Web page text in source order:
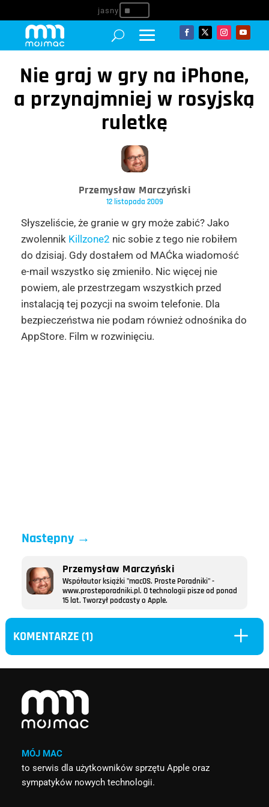
^
Nie graj w gry na iPhone,
a przynajmniej w rosyjską
ruletkę
Przemysław Marczyński
12 listopada 2009
Słyszeliście, że granie w gry może zabić? Jako
zwolennik Killzone2 nic sobie z tego nie robiłem
do dzisiaj. Gdy dostałem od MAĆka wiadomość
e-mail wszystko się zmieniło. Nic więcej nie
powiem, ale przestrzegam wszystkich przed
instalacją tej pozycji na swoim telefonie. Dla
bezpieczeństwa nie podam również odnośnika do
AppStore. Film w rozwinięciu.
Następny→
Przemysław Marczyński
Współautor książki "macOS. Proste Poradniki" -
www.prosteporadniki.pl. O technologii pisze od ponad
15 lat. Tworzył podcasty o Apple.
KOMENTARZE (1) L
MÓJ MAC
to serwis dla użytkowników sprzętu Apple oraz
sympatyków nowych technologii.